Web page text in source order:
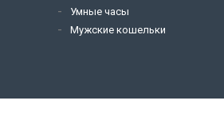
Умные часы
Мужские кошельки